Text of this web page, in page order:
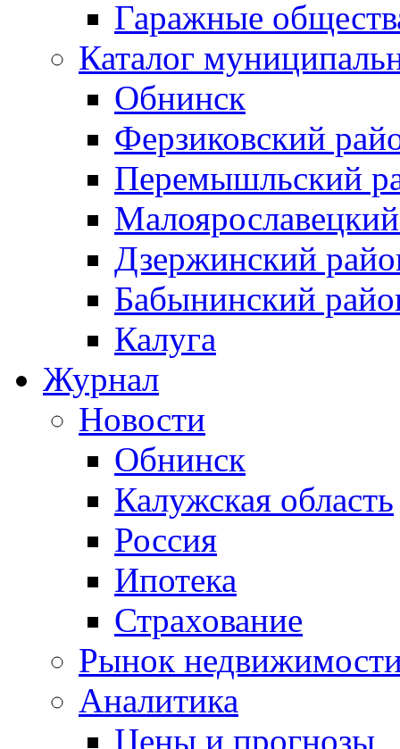
Гаражные
Каталог
Обнинск
Ферзиковский
Перемышльский
Дзержинский
Бабынинский
Калуга
Журнал
Новости
Обнинск
Калужская область
Россия
Ипотека
Страхование
Рынок
Аналитика
Цены и прогнозы